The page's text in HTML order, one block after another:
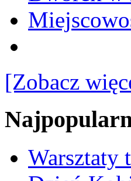
[Zobacz
Warsztaty